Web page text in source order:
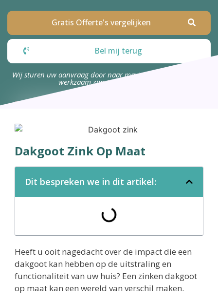
Gratis Offerte's vergelijken
Bel mij terug
Wij sturen uw aanvraag door naar maximaal 4 bedrijven die
werkzaam zijn in uw omgeving.
Dakgoot Zink Op Maat
Dit bespreken we in dit artikel:
Heeft u ooit nagedacht over de impact die een
dakgoot kan hebben op de uitstraling en
functionaliteit van uw huis? Een zinken dakgoot
op maat kan een wereld van verschil maken.